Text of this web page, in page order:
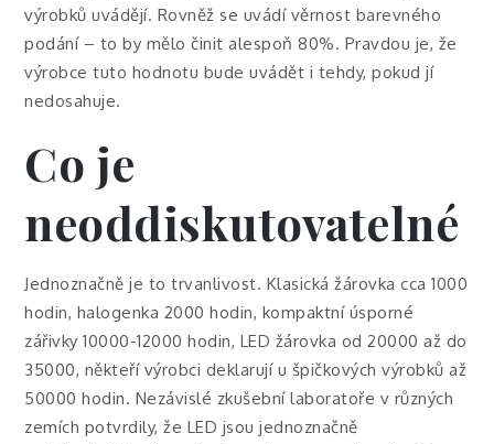
výrobků uvádějí. Rovněž se uvádí věrnost barevného
podání – to by mělo činit alespoň 80%. Pravdou je, že
výrobce tuto hodnotu bude uvádět i tehdy, pokud jí
nedosahuje.
Co je
neoddiskutovatelné
Jednoznačně je to trvanlivost. Klasická žárovka cca 1000
hodin, halogenka 2000 hodin, kompaktní úsporné
zářivky 10000-12000 hodin, LED žárovka od 20000 až do
35000, někteří výrobci deklarují u špičkových výrobků až
50000 hodin. Nezávislé zkušební laboratoře v různých
zemích potvrdily, že LED jsou jednoznačně